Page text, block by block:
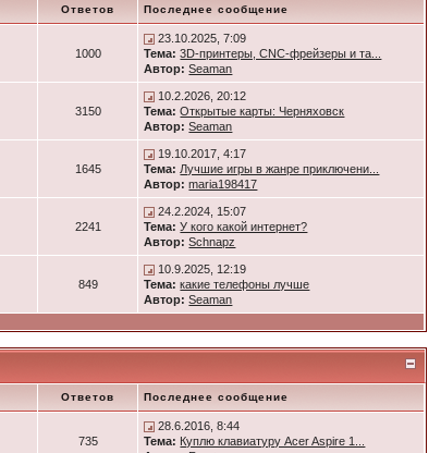
Ответов Последнее сообщение
1000
23.10.2025, 7:09
Тема: 3D-принтеры, CNC-фрейзеры и та...
Автор: Seaman
3150
10.2.2026, 20:12
Тема: Открытые карты: Черняховск
Автор: Seaman
1645
19.10.2017, 4:17
Тема: Лучшие игры в жанре приключени...
Автор: maria198417
2241
24.2.2024, 15:07
Тема: У кого какой интернет?
Автор: Schnapz
849
10.9.2025, 12:19
Тема: какие телефоны лучше
Автор: Seaman
Ответов Последнее сообщение
735
28.6.2016, 8:44
Тема: Куплю клавиатуру Acer Aspire 1...